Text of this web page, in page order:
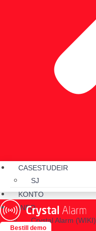
CASESTUDEIR
SJ
KONTO
INFO
Crystal Alarm (WIKI)
Bestill demo